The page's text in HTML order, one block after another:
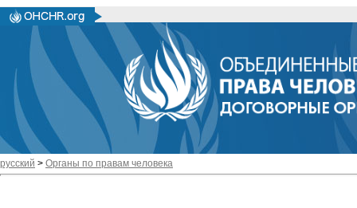
русский > Органы по правам человека